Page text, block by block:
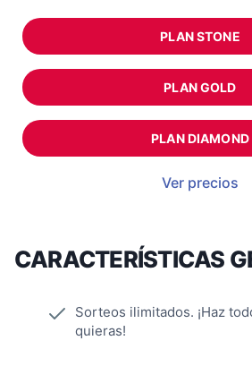
CARACTERÍSTICAS
Sorteos ilimitados. ¡Haz
quieras!
PLAN STONE
PLAN GOLD
PLAN DIAMOND
Ver precios